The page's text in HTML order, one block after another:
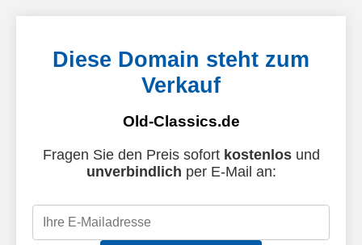
Diese Domain steht zum
Verkauf
Old-Classics.de
Fragen Sie den Preis sofort kostenlosund
unverbindlich per E-Mail an: